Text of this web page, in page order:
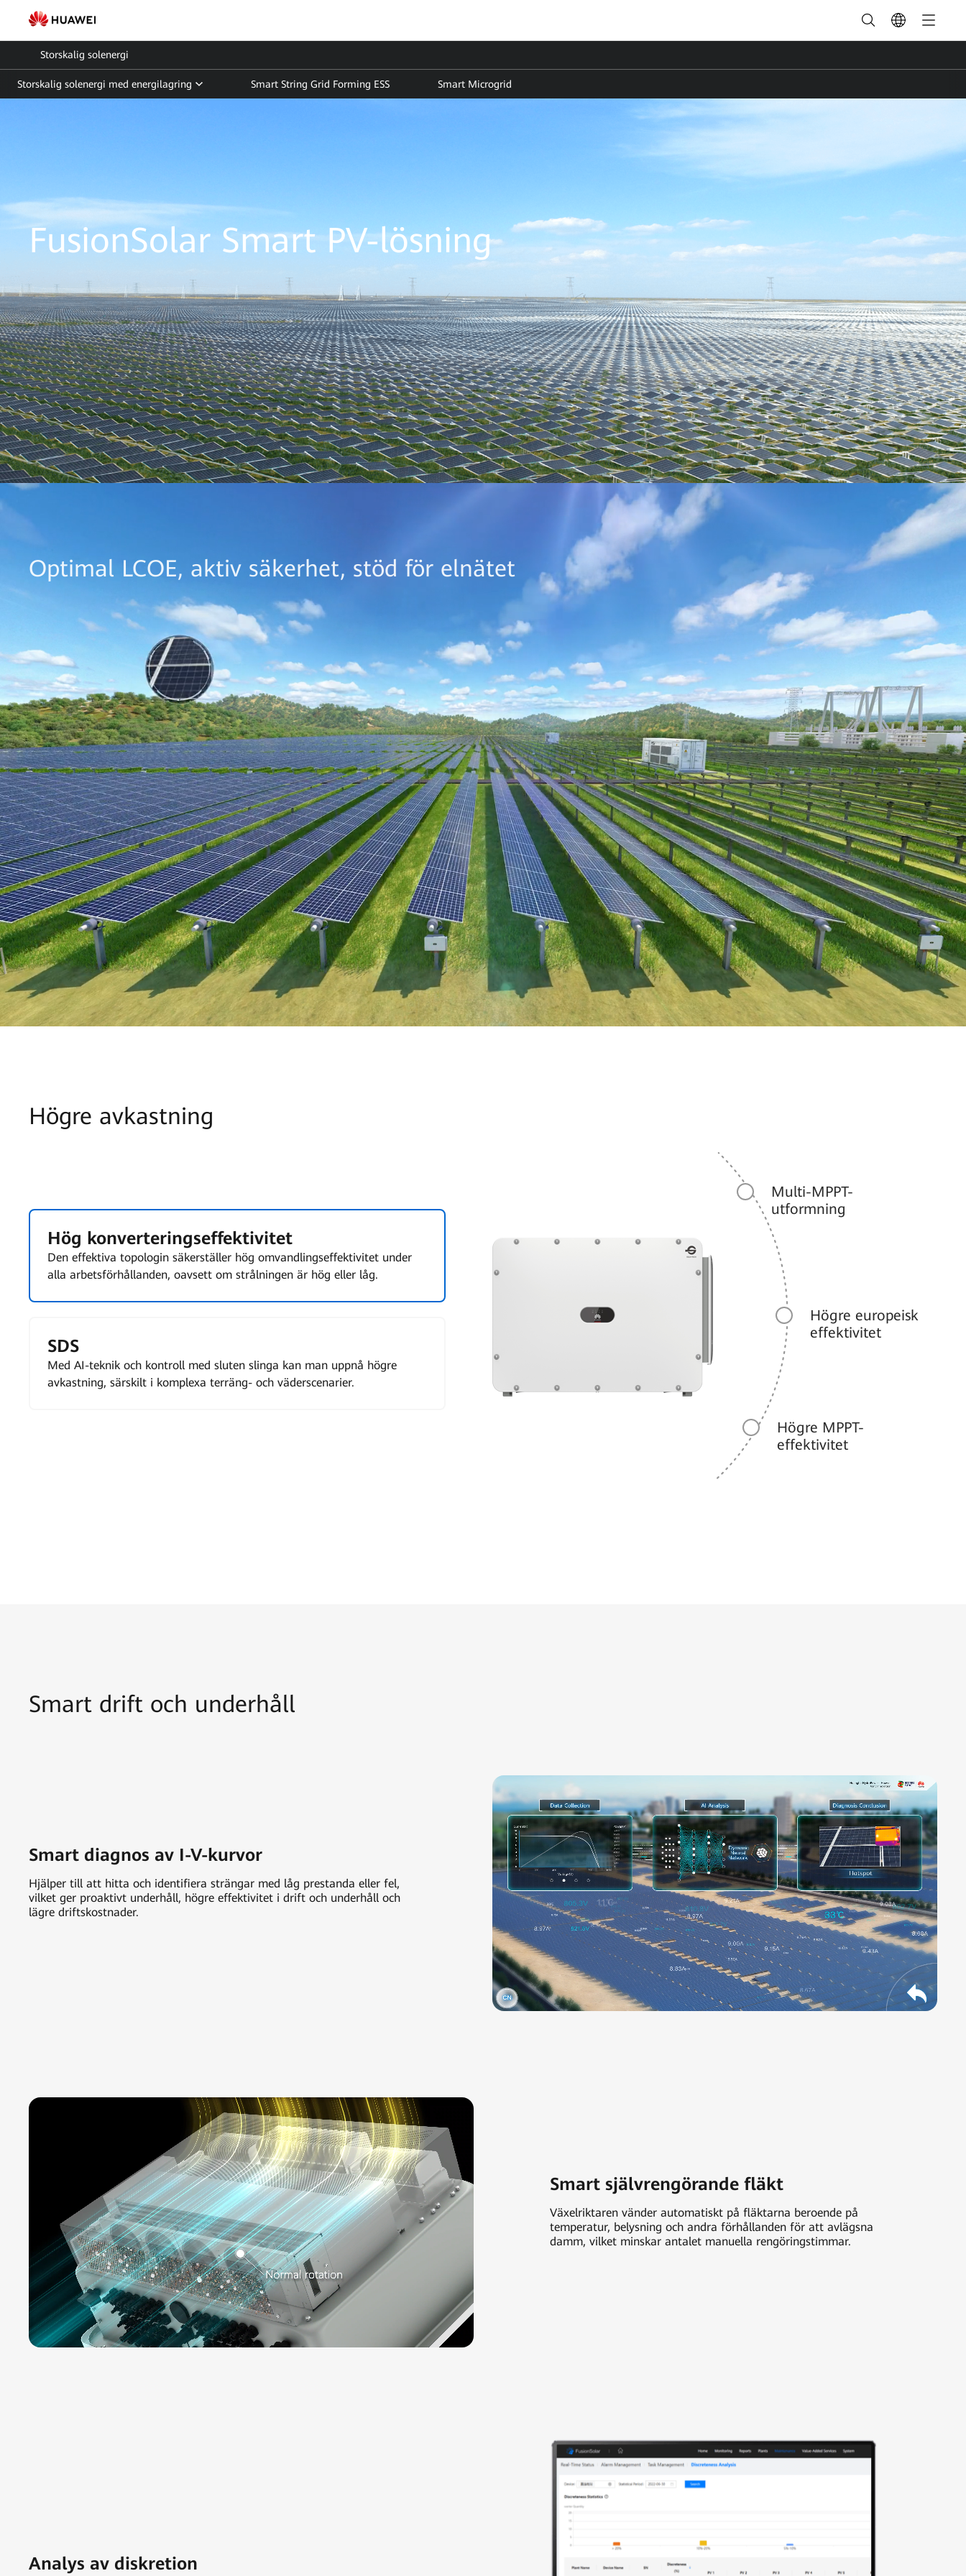
Verktyg
Smart
solcellslösning
|
Storskalig solenergi
Storskalig solenergi med energilagring Smart String Grid Forming ESS Smart Microgrid
FusionSolar Smart PV-lösning
Optimal LCOE, aktiv säkerhet, stöd för elnätet
Högre avkastning
Hög konverteringseffektivitet
Den effektiva topologin säkerställer hög omvandlingseffektivitet under
alla arbetsförhållanden, oavsett om strålningen är hög eller låg.
SDS
Med AI-teknik och kontroll med sluten slinga kan man uppnå högre
avkastning, särskilt i komplexa terräng- och väderscenarier.
Multi-MPPT-
utformning
Högre europeisk
effektivitet
Högre MPPT-
effektivitet
Smart drift och underhåll
Smart diagnos av I-V-kurvor
Hjälper till att hitta och identifiera strängar med låg prestanda eller fel,
vilket ger proaktivt underhåll, högre effektivitet i drift och underhåll och
lägre driftskostnader.
Smart självrengörande fläkt
Växelriktaren vänder automatiskt på fläktarna beroende på
temperatur, belysning och andra förhållanden för att avlägsna
damm, vilket minskar antalet manuella rengöringstimmar.
Analys av diskretion